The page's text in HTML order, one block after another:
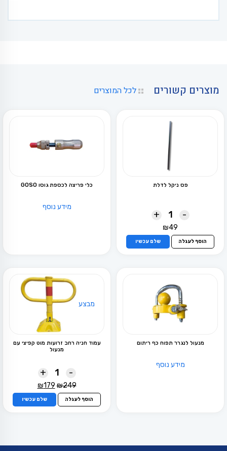
מוצרים קשורים לכל המוצרים
פס ניקל לדלת
-
+
₪49
הוסף לעגלה שלם עכשיו
כלי פריצה לכספת גוסו GOSO
מידע נוסף
מנעול לנגרר תפוח כף ריתום
מידע נוסף
מבצע
עמוד חניה רחב זרועות מוט קפיצי עם
מנעול
-
+
₪249
המחיר
המקורי
היה:
₪249.
₪179
הנוכחי
הוא:
₪179.
הוסף לעגלה שלם עכשיו